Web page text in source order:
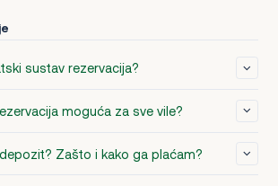
sustav rezervacija?
moguća za sve vile?
Zašto i kako ga plaćam?